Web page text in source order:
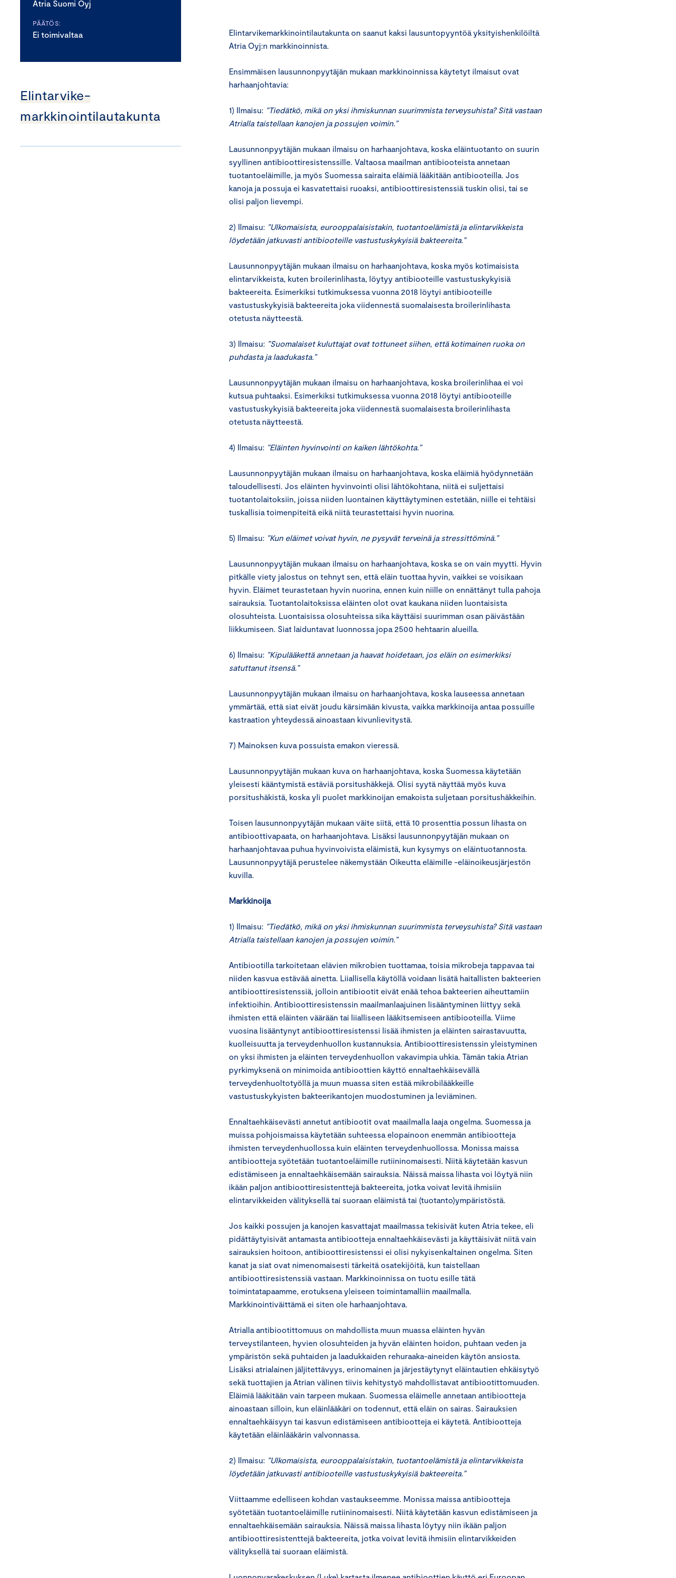
Atria Suomi Oyj
PÄÄTÖS:
Ei toimivaltaa
Elintarvike­
markkinointilautakunta
Elintarvikemarkkinointilautakunta on saanut kaksi lausuntopyyntöä yksityishenkilöiltä
Atria Oyj:n markkinoinnista.
Ensimmäisen lausunnonpyytäjän mukaan markkinoinnissa käytetyt ilmaisut ovat
harhaanjohtavia:
1) Ilmaisu: ”Tiedätkö, mikä on yksi ihmiskunnan suurimmista terveysuhista? Sitä vastaan
Atrialla taistellaan kanojen ja possujen voimin.”
Lausunnonpyytäjän mukaan ilmaisu on harhaanjohtava, koska eläintuotanto on suurin
syyllinen antibioottiresistenssille. Valtaosa maailman antibiooteista annetaan
tuotantoeläimille, ja myös Suomessa sairaita eläimiä lääkitään antibiooteilla. Jos
kanoja ja possuja ei kasvatettaisi ruoaksi, antibioottiresistenssiä tuskin olisi, tai se
olisi paljon lievempi.
2) Ilmaisu: ”Ulkomaisista, eurooppalaisistakin, tuotantoelämistä ja elintarvikkeista
löydetään jatkuvasti antibiooteille vastustuskykyisiä bakteereita.”
Lausunnonpyytäjän mukaan ilmaisu on harhaanjohtava, koska myös kotimaisista
elintarvikkeista, kuten broilerinlihasta, löytyy antibiooteille vastustuskykyisiä
bakteereita. Esimerkiksi tutkimuksessa vuonna 2018 löytyi antibiooteille
vastustuskykyisiä bakteereita joka viidennestä suomalaisesta broilerinlihasta
otetusta näytteestä.
3) Ilmaisu: ”Suomalaiset kuluttajat ovat tottuneet siihen, että kotimainen ruoka on
puhdasta ja laadukasta.”
Lausunnonpyytäjän mukaan ilmaisu on harhaanjohtava, koska broilerinlihaa ei voi
kutsua puhtaaksi. Esimerkiksi tutkimuksessa vuonna 2018 löytyi antibiooteille
vastustuskykyisiä bakteereita joka viidennestä suomalaisesta broilerinlihasta
otetusta näytteestä.
4) Ilmaisu: ”Eläinten hyvinvointi on kaiken lähtökohta.”
Lausunnonpyytäjän mukaan ilmaisu on harhaanjohtava, koska eläimiä hyödynnetään
taloudellisesti. Jos eläinten hyvinvointi olisi lähtökohtana, niitä ei suljettaisi
tuotantolaitoksiin, joissa niiden luontainen käyttäytyminen estetään, niille ei tehtäisi
tuskallisia toimenpiteitä eikä niitä teurastettaisi hyvin nuorina.
5) Ilmaisu: ”Kun eläimet voivat hyvin, ne pysyvät terveinä ja stressittöminä.”
Lausunnonpyytäjän mukaan ilmaisu on harhaanjohtava, koska se on vain myytti. Hyvin
pitkälle viety jalostus on tehnyt sen, että eläin tuottaa hyvin, vaikkei se voisikaan
hyvin. Eläimet teurastetaan hyvin nuorina, ennen kuin niille on ennättänyt tulla pahoja
sairauksia. Tuotantolaitoksissa eläinten olot ovat kaukana niiden luontaisista
olosuhteista. Luontaisissa olosuhteissa sika käyttäisi suurimman osan päivästään
liikkumiseen. Siat laiduntavat luonnossa jopa 2500 hehtaarin alueilla.
6) Ilmaisu: ”Kipulääkettä annetaan ja haavat hoidetaan, jos eläin on esimerkiksi
satuttanut itsensä.”
Lausunnonpyytäjän mukaan ilmaisu on harhaanjohtava, koska lauseessa annetaan
ymmärtää, että siat eivät joudu kärsimään kivusta, vaikka markkinoija antaa possuille
kastraation yhteydessä ainoastaan kivunlievitystä.
7) Mainoksen kuva possuista emakon vieressä.
Lausunnonpyytäjän mukaan kuva on harhaanjohtava, koska Suomessa käytetään
yleisesti kääntymistä estäviä porsitushäkkejä. Olisi syytä näyttää myös kuva
porsitushäkistä, koska yli puolet markkinoijan emakoista suljetaan porsitushäkkeihin.
Toisen lausunnonpyytäjän mukaan väite siitä, että 10 prosenttia possun lihasta on
antibioottivapaata, on harhaanjohtava. Lisäksi lausunnonpyytäjän mukaan on
harhaanjohtavaa puhua hyvinvoivista eläimistä, kun kysymys on eläintuotannosta.
Lausunnonpyytäjä perustelee näkemystään Oikeutta eläimille -eläinoikeusjärjestön
kuvilla.
Markkinoija
1) Ilmaisu: ”Tiedätkö, mikä on yksi ihmiskunnan suurimmista terveysuhista? Sitä vastaan
Atrialla taistellaan kanojen ja possujen voimin.”
Antibiootilla tarkoitetaan elävien mikrobien tuottamaa, toisia mikrobeja tappavaa tai
niiden kasvua estävää ainetta. Liiallisella käytöllä voidaan lisätä haitallisten bakteerien
antibioottiresistenssiä, jolloin antibiootit eivät enää tehoa bakteerien aiheuttamiin
infektioihin. Antibioottiresistenssin maailmanlaajuinen lisääntyminen liittyy sekä
ihmisten että eläinten väärään tai liialliseen lääkitsemiseen antibiooteilla. Viime
vuosina lisääntynyt antibioottiresistenssi lisää ihmisten ja eläinten sairastavuutta,
kuolleisuutta ja terveydenhuollon kustannuksia. Antibioottiresistenssin yleistyminen
on yksi ihmisten ja eläinten terveydenhuollon vakavimpia uhkia. Tämän takia Atrian
pyrkimyksenä on minimoida antibioottien käyttö ennaltaehkäisevällä
terveydenhuoltotyöllä ja muun muassa siten estää mikrobilääkkeille
vastustuskykyisten bakteerikantojen muodostuminen ja leviäminen.
Ennaltaehkäisevästi annetut antibiootit ovat maailmalla laaja ongelma. Suomessa ja
muissa pohjoismaissa käytetään suhteessa elopainoon enemmän antibiootteja
ihmisten terveydenhuollossa kuin eläinten terveydenhuollossa. Monissa maissa
antibiootteja syötetään tuotantoeläimille rutiininomaisesti. Niitä käytetään kasvun
edistämiseen ja ennaltaehkäisemään sairauksia. Näissä maissa lihasta voi löytyä niin
ikään paljon antibioottiresistenttejä bakteereita, jotka voivat levitä ihmisiin
elintarvikkeiden välityksellä tai suoraan eläimistä tai (tuotanto)ympäristöstä.
Jos kaikki possujen ja kanojen kasvattajat maailmassa tekisivät kuten Atria tekee, eli
pidättäytyisivät antamasta antibiootteja ennaltaehkäisevästi ja käyttäisivät niitä vain
sairauksien hoitoon, antibioottiresistenssi ei olisi nykyisenkaltainen ongelma. Siten
kanat ja siat ovat nimenomaisesti tärkeitä osatekijöitä, kun taistellaan
antibioottiresistenssiä vastaan. Markkinoinnissa on tuotu esille tätä
toimintatapaamme, erotuksena yleiseen toimintamalliin maailmalla.
Markkinointiväittämä ei siten ole harhaanjohtava.
Atrialla antibiootittomuus on mahdollista muun muassa eläinten hyvän
terveystilanteen, hyvien olosuhteiden ja hyvän eläinten hoidon, puhtaan veden ja
ympäristön sekä puhtaiden ja laadukkaiden rehuraaka-aineiden käytön ansiosta.
Lisäksi atrialainen jäljitettävyys, erinomainen ja järjestäytynyt eläintautien ehkäisytyö
sekä tuottajien ja Atrian välinen tiivis kehitystyö mahdollistavat antibiootittomuuden.
Eläimiä lääkitään vain tarpeen mukaan. Suomessa eläimelle annetaan antibiootteja
ainoastaan silloin, kun eläinlääkäri on todennut, että eläin on sairas. Sairauksien
ennaltaehkäisyyn tai kasvun edistämiseen antibiootteja ei käytetä. Antibiootteja
käytetään eläinlääkärin valvonnassa.
2) Ilmaisu: ”Ulkomaisista, eurooppalaisistakin, tuotantoelämistä ja elintarvikkeista
löydetään jatkuvasti antibiooteille vastustuskykyisiä bakteereita.”
Viittaamme edelliseen kohdan vastaukseemme. Monissa maissa antibiootteja
syötetään tuotantoeläimille rutiininomaisesti. Niitä käytetään kasvun edistämiseen ja
ennaltaehkäisemään sairauksia. Näissä maissa lihasta löytyy niin ikään paljon
antibioottiresistenttejä bakteereita, jotka voivat levitä ihmisiin elintarvikkeiden
välityksellä tai suoraan eläimistä.